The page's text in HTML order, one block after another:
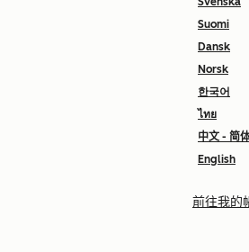
Suomi
Dansk
Norsk
한국어
ไทย
中文 - 简
English
前往我的